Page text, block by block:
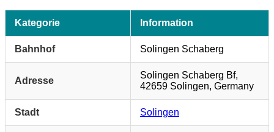
Kategorie Information
Bahnhof Solingen Schaberg
Adresse
Solingen Schaberg Bf,
42659 Solingen, Germany
Stadt Solingen